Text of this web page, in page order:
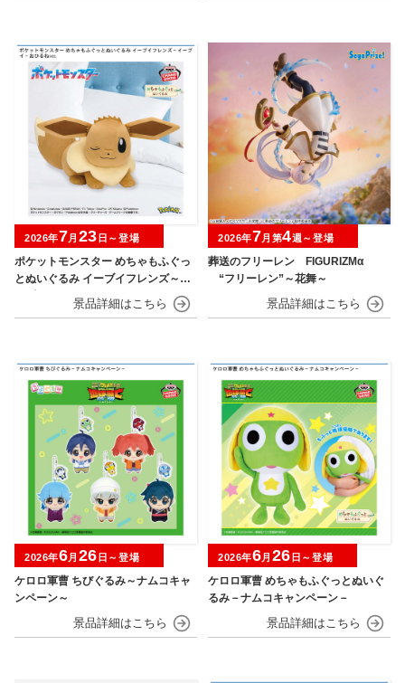
ポケットモンスター めちゃもふぐっ
とぬいぐるみ イーブイフレンズ～イ
ーブイ～おひるねver.
2026年7月 23 日～登場
葬送のフリーレン FIGURIZMα
“フリーレン”～花舞～
2026年7月第4週～登場
ケロロ軍曹 ちびぐるみ～ナムコキャ
ンペーン～
2026年6月 26 日～登場
ケロロ軍曹 めちゃもふぐっとぬいぐ
るみ－ナムコキャンペーン－
2026年6月 26 日～登場